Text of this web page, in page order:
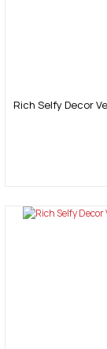
Rich Selfy Decor